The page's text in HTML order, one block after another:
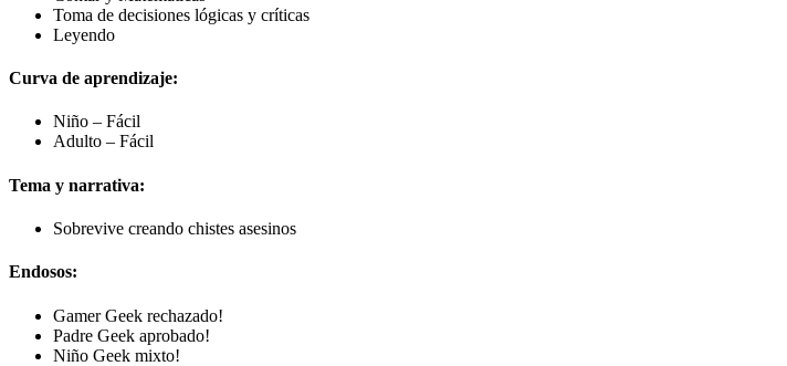
Toma de decisiones lógicas y críticas
Leyendo
Curva de aprendizaje:
Niño – Fácil
Adulto – Fácil
Tema y narrativa:
Sobrevive creando chistes asesinos
Endosos:
Gamer Geek rechazado!
Padre Geek aprobado!
Niño Geek mixto!